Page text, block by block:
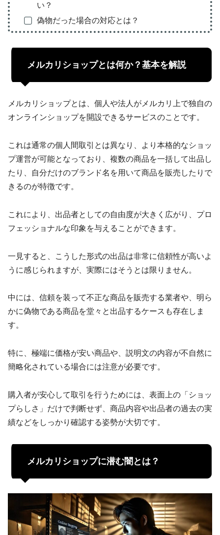
い？
偽物だった場合の対応とは？
メルカリショップとは何か？基本を解説
メルカリショップとは、個人や法人がメルカリ上で独自の
オンラインショップを開設できるサービスのことです。
これは通常の個人間取引とは異なり、より本格的なショッ
プ運営が可能となっており、複数の商品を一括して出品し
たり、自分だけのブランド名を用いて商品を販売したりで
きるのが特徴です。
これにより、出品者としての自由度が大きく広がり、プロ
フェッショナルな印象を与えることができます。
一見すると、こうした形式の出品は非常に信頼性が高いよ
うに感じられますが、実際にはそうとは限りません。
中には、信頼を装って不正な商品を販売する業者や、明ら
かに偽物である商品を堂々と出品するケースも存在しま
す。
特に、極端に価格が安い商品や、説明文の内容が不自然に
簡略化されている場合には注意が必要です。
購入者が安心して取引を行うためには、表面上の「ショッ
プらしさ」だけで判断せず、商品内容や出品者の過去の実
績などをしっかり確認する姿勢が大切です。
メルカリショップに潜む闇とは？